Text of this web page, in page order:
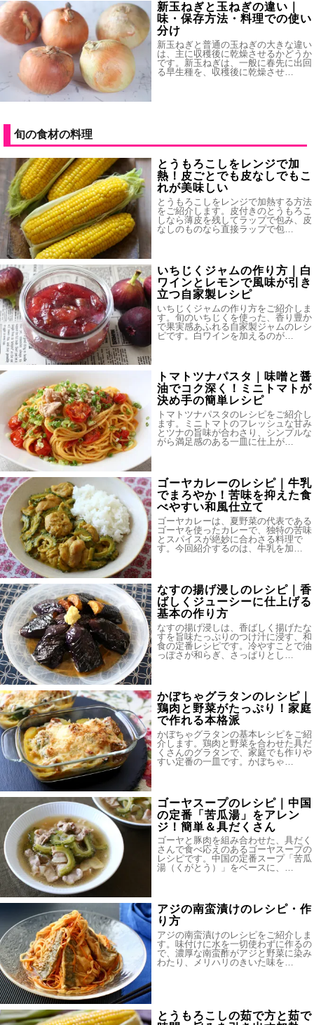
新玉ねぎと玉ねぎの違い｜
味・保存方法・料理での使い
分け
新玉ねぎと普通の玉ねぎの大きな違い
は、主に収穫後に乾燥させるかどうか
です。新玉ねぎは、一般に春先に出回
る早生種を、収穫後に乾燥させ…
旬の食材の料理
とうもろこしをレンジで加
熱！皮ごとでも皮なしでもこ
れが美味しい
とうもろこしをレンジで加熱する方法
をご紹介します。皮付きのとうもろこ
しなら薄皮を残してラップで包み、皮
なしのものなら直接ラップで包…
いちじくジャムの作り方｜白
ワインとレモンで風味が引き
立つ自家製レシピ
いちじくジャムの作り方をご紹介しま
す。旬のいちじくを使った、香り豊か
で果実感あふれる自家製ジャムのレシ
ピです。白ワインを加えるのが…
トマトツナパスタ｜味噌と醤
油でコク深く！ミニトマトが
決め手の簡単レシピ
トマトツナパスタのレシピをご紹介し
ます。ミニトマトのフレッシュな甘み
とツナの旨味が合わさり、シンプルな
がら満足感のある一皿に仕上が…
ゴーヤカレーのレシピ｜牛乳
でまろやか！苦味を抑えた食
べやすい和風仕立て
ゴーヤカレーは、夏野菜の代表である
ゴーヤを使ったカレーで、独特の苦味
とスパイスが絶妙に合わさる料理で
す。今回紹介するのは、牛乳を加…
なすの揚げ浸しのレシピ｜香
ばしくジューシーに仕上げる
基本の作り方
なすの揚げ浸しは、香ばしく揚げたな
すを旨味たっぷりのつけ汁に浸す、和
食の定番レシピです。冷やすことで油
っぽさが和らぎ、さっぱりとし…
かぼちゃグラタンのレシピ｜
鶏肉と野菜がたっぷり！家庭
で作れる本格派
かぼちゃグラタンの基本レシピをご紹
介します。鶏肉と野菜を合わせた具だ
くさんのグラタンで、家庭でも作りや
すい定番の一皿です。かぼちゃ…
ゴーヤスープのレシピ｜中国
の定番「苦瓜湯」をアレン
ジ！簡単＆具だくさん
ゴーヤと豚肉を組み合わせた、具だく
さんで食べ応えのあるゴーヤスープの
レシピです。中国の定番スープ「苦瓜
湯（くがとう）」をベースに、…
アジの南蛮漬けのレシピ・作
り方
アジの南蛮漬けのレシピをご紹介しま
す。味付けに水を一切使わずに作るの
で、濃厚な南蛮酢がアジと野菜に染み
わたり、メリハリのきいた味を…
とうもろこしの茹で方と茹で